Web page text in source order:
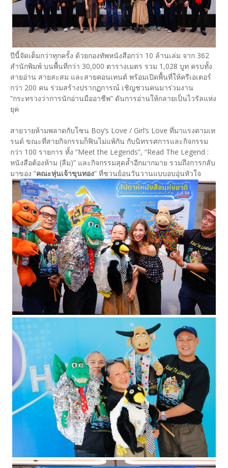
ปีนี้จัดเต็มกว่าทุกครั้ง ด้วยกองทัพหนังสือกว่า 10 ล้านเล่ม จาก 362
สำนักพิมพ์ บนพื้นที่กว่า 30,000 ตารางเมตร รวม 1,028 บูท ครบทั้ง
สายอ่าน สายสะสม และสายคอนเทนต์ พร้อมเปิดพื้นที่ให้ครีเอเตอร์
กว่า 200 คน ร่วมสร้างปรากฏการณ์ เชิญชวนคนมาร่วมงาน
“กระทรวงว่าการนักอ่านมืออาชีพ” ดันการอ่านให้กลายเป็นไวรัลแห่ง
ยุค
สายวายห้ามพลาดกับโซน Boy’s Love / Girl’s Love ที่มาแรงตามเท
รนด์ ขณะที่สายกิจกรรมก็ฟินไม่แพ้กัน กับนิทรรศการและกิจกรรม
กว่า 100 รายการ ทั้ง “Meet the Legends”, “Read The Legend :
หนังสือต้องห้าม (ลืม)” และกิจกรรมสุดล้ำอีกมากมาย รวมถึงการกลับ
มาของ “คณะหุ่นเจ้าขุนทอง” ที่ชวนย้อนวันวานแบบอบอุ่นหัวใจ